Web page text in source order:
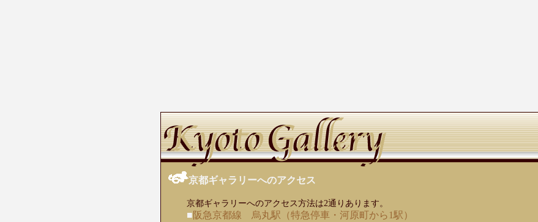
京都ギャラリーへのアクセス
京都ギャラリーへのアクセス方法は2通りあります。
■阪急京都線 烏丸駅（特急停車・河原町から1駅）